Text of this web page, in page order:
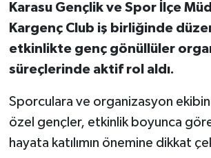
Karasu Gençlik ve Spor İlçe
Kargenç Club iş birliğinde
etkinlikte genç gönüllüler
süreçlerinde aktif rol aldı.
Sporculara ve organizasyon
özel gençler, etkinlik boyunca
hayata katılımın önemine dikkat